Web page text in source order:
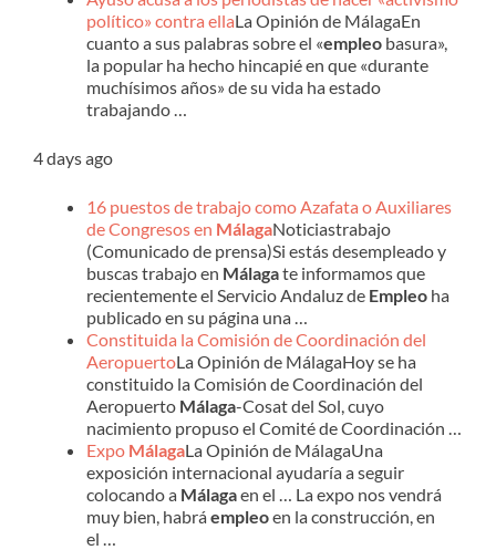
político» contra ellaLa Opinión de MálagaEn
cuanto a sus palabras sobre el «empleo basura»,
la popular ha hecho hincapié en que «durante
muchísimos años» de su vida ha estado
trabajando …
4 days ago
16 puestos de trabajo como Azafata o Auxiliares
de Congresos en MálagaNoticiastrabajo
(Comunicado de prensa)Si estás desempleado y
buscas trabajo en Málagate informamos que
recientemente el Servicio Andaluz de Empleo ha
publicado en su página una …
Constituida la Comisión de Coordinación del
AeropuertoLa Opinión de MálagaHoy se ha
constituido la Comisión de Coordinación del
Aeropuerto Málaga-Cosat del Sol, cuyo
nacimiento propuso el Comité de Coordinación …
Expo MálagaLa Opinión de MálagaUna
exposición internacional ayudaría a seguir
colocando a Málagaen el … La expo nos vendrá
muy bien, habráempleoen la construcción, en
el …